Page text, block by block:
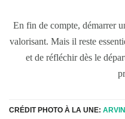
En fin de compte, démarrer
valorisant. Mais il reste
et de réfléchir dès le
CRÉDIT PHOTO À LA UNE: